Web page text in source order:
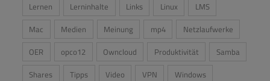
Lernen
Lerninhalte Links Linux
LMS
Mac
Medien Meinung mp4
Netzlaufwerke
OER
opco12 Owncloud Produktivität
Samba
Shares
Tipps Video VPN
Windows